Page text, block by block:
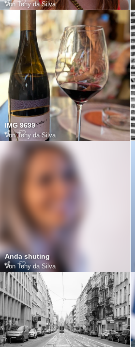
VonTony da Silva
IMG 9699
VonTony da Silva
Anda shuting
VonTony da Silva